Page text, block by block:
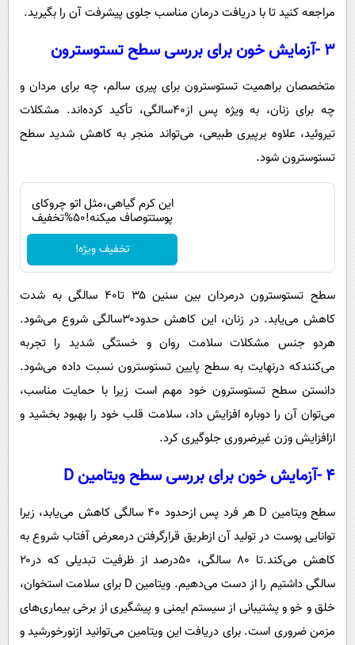
مراجعه کنید تا با دریافت درمان مناسب جلوی پیشرفت آن را بگیرید.
۳ -آزمایش خون برای بررسی سطح تستوسترون
متخصصان براهمیت تستوسترون برای پیری سالم، چه برای مردان و
چه برای زنان، به ویژه پس از۴۰سالگی، تأکید کرده‌اند. مشکلات
تیروئید، علاوه برپیری طبیعی، می‌تواند منجر به کاهش شدید سطح
تستوسترون شود.‌
این کرم گیاهی،مثل اتو چروکای
پوستتوصاف میکنه!50%تخفیف
تخفیف ویژه!
سطح تستوسترون درمردان بین سنین ۳۵ تا۴۰ سالگی به شدت
کاهش می‌یابد. در زنان، این کاهش حدود۳۰سالگی شروع می‌شود.
هردو جنس مشکلات سلامت روان و خستگی شدید را تجربه
می‌کنندکه درنهایت به سطح پایین تستوسترون نسبت داده می‌شود.
دانستن سطح تستوسترون خود مهم است زیرا با حمایت مناسب،
می‌توان آن را دوباره افزایش داد، سلامت قلب خود را بهبود بخشید و
ازافزایش وزن غیرضروری جلوگیری کرد.
۴ -آزمایش خون برای بررسی سطح ویتامین D
سطح ویتامین D هر فرد پس ازحدود ۴۰ سالگی کاهش می‌یابد، زیرا
توانایی پوست در تولید آن ازطریق قرارگرفتن درمعرض آفتاب شروع به
کاهش می‌کند.تا ۸۰ سالگی، ۵۰درصد از ظرفیت تبدیلی که در۲۰
سالگی داشتیم را از دست می‌دهیم.‌ ویتامین D برای سلامت استخوان،
خلق و خو و پشتیبانی از سیستم ایمنی و پیشگیری از برخی بیماری‌های
مزمن ضروری است. برای دریافت این ویتامین می‌توانید ازنورخورشید و